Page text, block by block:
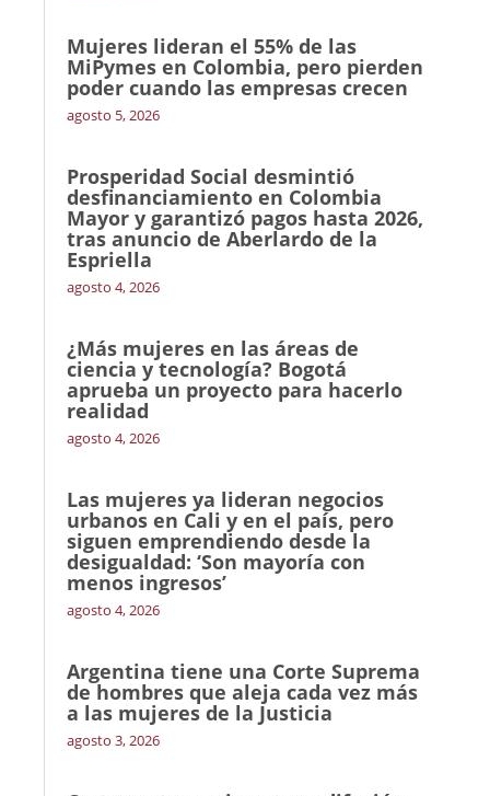
Mujeres lideran el 55% de las
MiPymes en Colombia, pero pierden
poder cuando las empresas crecen
agosto 5, 2026
Prosperidad Social desmintió
desfinanciamiento en Colombia
Mayor y garantizó pagos hasta 2026,
tras anuncio de Aberlardo de la
Espriella
agosto 4, 2026
¿Más mujeres en las áreas de
ciencia y tecnología? Bogotá
aprueba un proyecto para hacerlo
realidad
agosto 4, 2026
Las mujeres ya lideran negocios
urbanos en Cali y en el país, pero
siguen emprendiendo desde la
desigualdad: ‘Son mayoría con
menos ingresos’
agosto 4, 2026
Argentina tiene una Corte Suprema
de hombres que aleja cada vez más
a las mujeres de la Justicia
agosto 3, 2026